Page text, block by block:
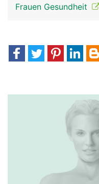
Frauen Gesundheit